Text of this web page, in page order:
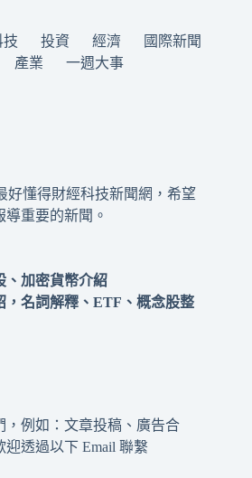
技 投資 經濟
國際新聞
產業 一週大事
好懂得財經科技新聞網，希望
重要的新聞。
、加密貨幣介紹
，名詞解釋、ETF、概念股整
，例如：文章投稿、廣告合
透過以下 Email 聯繫